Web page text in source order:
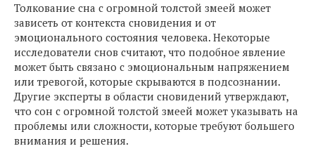
Толкование сна с огромной толстой змеей может
зависеть от контекста сновидения и от
эмоционального состояния человека. Некоторые
исследователи снов считают, что подобное явление
может быть связано с эмоциональным напряжением
или тревогой, которые скрываются в подсознании.
Другие эксперты в области сновидений утверждают,
что сон с огромной толстой змеей может указывать на
проблемы или сложности, которые требуют большего
внимания и решения.